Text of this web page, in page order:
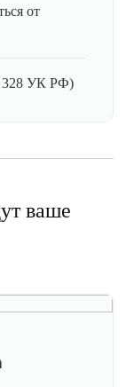
от
328 УК РФ)
ваше